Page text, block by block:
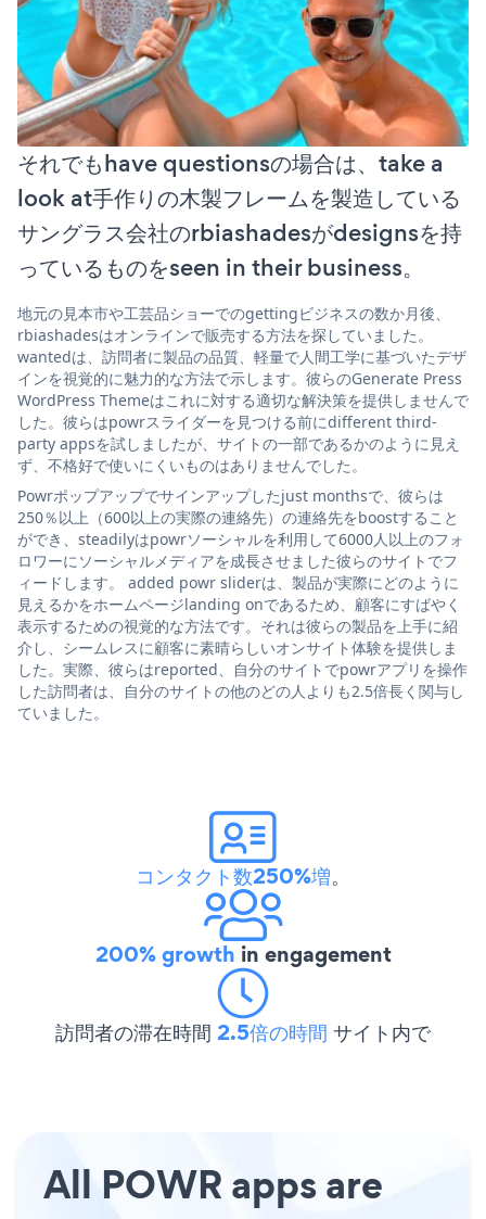
それでもhave questionsの場合は、take a
look at手作りの木製フレームを製造している
サングラス会社のrbiashadesがdesignsを持
っているものをseen in their business。
地元の見本市や工芸品ショーでのgettingビジネスの数か月後、
rbiashadesはオンラインで販売する方法を探していました。
wantedは、訪問者に製品の品質、軽量で人間工学に基づいたデザ
インを視覚的に魅力的な方法で示します。彼らのGenerate Press
WordPress Themeはこれに対する適切な解決策を提供しませんで
した。彼らはpowrスライダーを見つける前にdifferent third-
party appsを試しましたが、サイトの一部であるかのように見え
ず、不格好で使いにくいものはありませんでした。
Powrポップアップでサインアップしたjust monthsで、彼らは
250％以上（600以上の実際の連絡先）の連絡先をboostすること
ができ、steadilyはpowrソーシャルを利用して6000人以上のフォ
ロワーにソーシャルメディアを成長させました彼らのサイトでフ
ィードします。 added powr sliderは、製品が実際にどのように
見えるかをホームページlanding onであるため、顧客にすばやく
表示するための視覚的な方法です。それは彼らの製品を上手に紹
介し、シームレスに顧客に素晴らしいオンサイト体験を提供しま
した。実際、彼らはreported、自分のサイトでpowrアプリを操作
した訪問者は、自分のサイトの他のどの人よりも2.5倍長く関与し
ていました。
コンタクト数250%増。
200% growth in engagement
訪問者の滞在時間 2.5倍の時間 サイト内で
All POWR apps are